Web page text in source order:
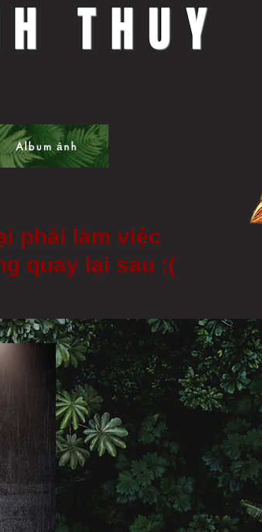
THUY
Album ảnh
phải làm việc
quay lại sau :(